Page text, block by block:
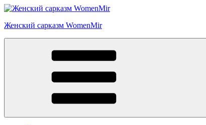
Перейти
содержимому
Женский сарказм WomenMir